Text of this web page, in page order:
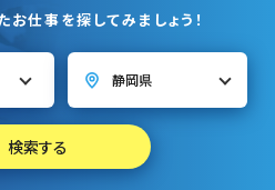
お仕事を探してみましょう！